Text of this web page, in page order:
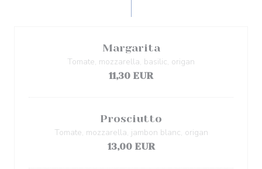
Margarita
Tomate, mozzarella, basilic, origan
11,30 EUR
Prosciutto
Tomate, mozzarella, jambon blanc, origan
13,00 EUR